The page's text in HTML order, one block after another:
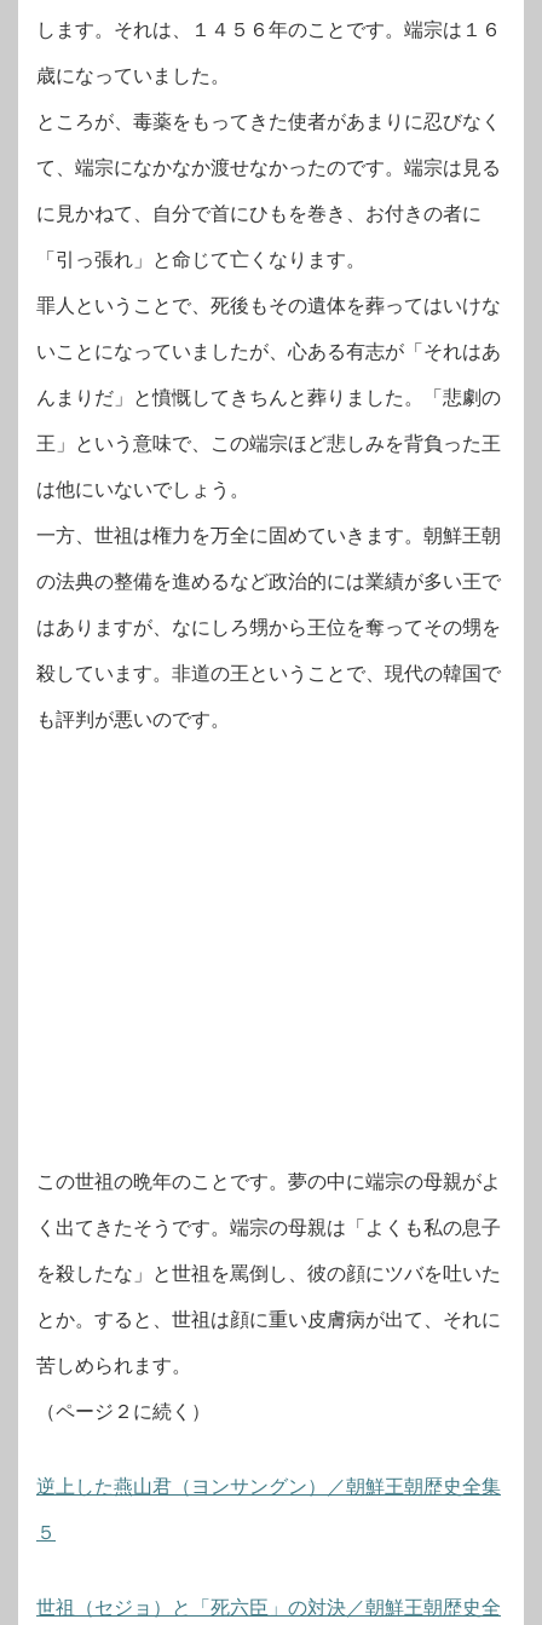
します。それは、１４５６年のことです。端宗は１６
歳になっていました。
ところが、毒薬をもってきた使者があまりに忍びなく
て、端宗になかなか渡せなかったのです。端宗は見る
に見かねて、自分で首にひもを巻き、お付きの者に
「引っ張れ」と命じて亡くなります。
罪人ということで、死後もその遺体を葬ってはいけな
いことになっていましたが、心ある有志が「それはあ
んまりだ」と憤慨してきちんと葬りました。「悲劇の
王」という意味で、この端宗ほど悲しみを背負った王
は他にいないでしょう。
一方、世祖は権力を万全に固めていきます。朝鮮王朝
の法典の整備を進めるなど政治的には業績が多い王で
はありますが、なにしろ甥から王位を奪ってその甥を
殺しています。非道の王ということで、現代の韓国で
も評判が悪いのです。
この世祖の晩年のことです。夢の中に端宗の母親がよ
く出てきたそうです。端宗の母親は「よくも私の息子
を殺したな」と世祖を罵倒し、彼の顔にツバを吐いた
とか。すると、世祖は顔に重い皮膚病が出て、それに
苦しめられます。
（ページ２に続く）
逆上した燕山君（ヨンサングン）／朝鮮王朝歴史全集
５
世祖（セジョ）と「死六臣」の対決／朝鮮王朝歴史全